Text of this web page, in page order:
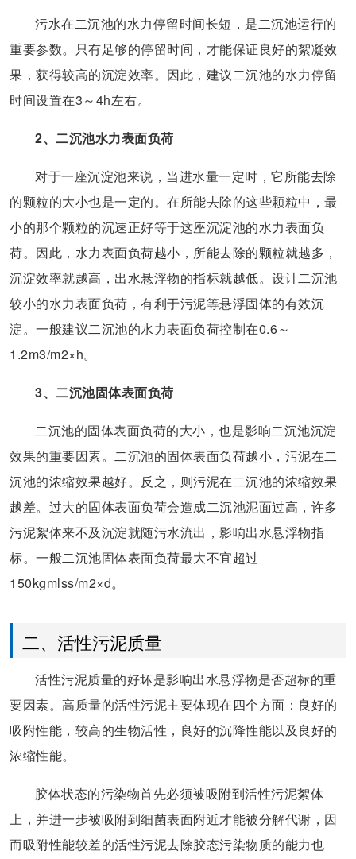
污水在二沉池的水力停留时间长短，是二沉池运行的
重要参数。只有足够的停留时间，才能保证良好的絮凝效
果，获得较高的沉淀效率。因此，建议二沉池的水力停留
时间设置在3～4h左右。
2、二沉池水力表面负荷
对于一座沉淀池来说，当进水量一定时，它所能去除
的颗粒的大小也是一定的。在所能去除的这些颗粒中，最
小的那个颗粒的沉速正好等于这座沉淀池的水力表面负
荷。因此，水力表面负荷越小，所能去除的颗粒就越多，
沉淀效率就越高，出水悬浮物的指标就越低。设计二沉池
较小的水力表面负荷，有利于污泥等悬浮固体的有效沉
淀。一般建议二沉池的水力表面负荷控制在0.6～
1.2m3/m2×h。
3、二沉池固体表面负荷
二沉池的固体表面负荷的大小，也是影响二沉池沉淀
效果的重要因素。二沉池的固体表面负荷越小，污泥在二
沉池的浓缩效果越好。反之，则污泥在二沉池的浓缩效果
越差。过大的固体表面负荷会造成二沉池泥面过高，许多
污泥絮体来不及沉淀就随污水流出，影响出水悬浮物指
标。一般二沉池固体表面负荷最大不宜超过
150kgmlss/m2×d。
二、活性污泥质量
活性污泥质量的好坏是影响出水悬浮物是否超标的重
要因素。高质量的活性污泥主要体现在四个方面：良好的
吸附性能，较高的生物活性，良好的沉降性能以及良好的
浓缩性能。
胶体状态的污染物首先必须被吸附到活性污泥絮体
上，并进一步被吸附到细菌表面附近才能被分解代谢，因
而吸附性能较差的活性污泥去除胶态污染物质的能力也